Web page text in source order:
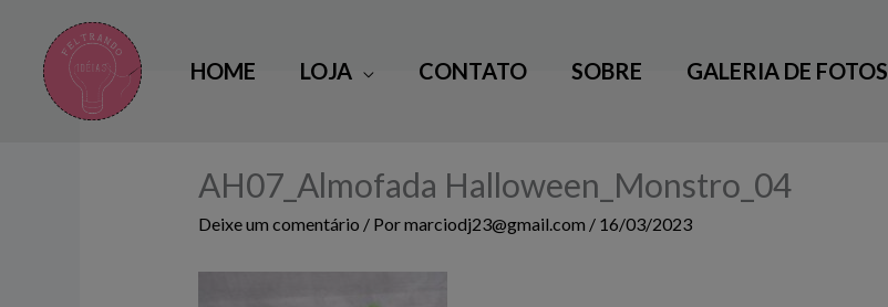
conteúdo
HOME LOJA CONTATO SOBRE GALERIA DE FOTOS
AH07_Almofada Halloween_Monstro_04
Deixe um comentário / Pormarciodj23@gmail.com / 16/03/2023